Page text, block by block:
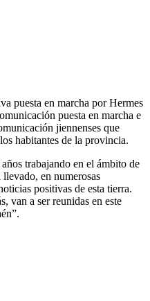
puesta en marcha por Hermes
puesta en marcha e
jiennenses que
habitantes de la provincia.
trabajando en el ámbito de
en numerosas
positivas de esta tierra.
van a ser reunidas en este